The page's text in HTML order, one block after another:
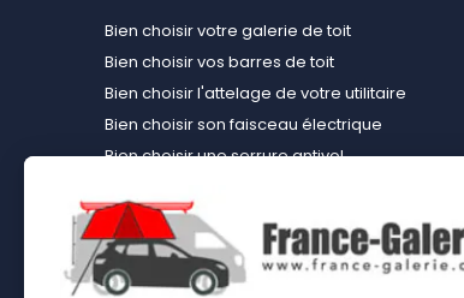
Bien choisir votre galerie de toit
Bien choisir vos barres de toit
Bien choisir l'attelage de votre utilitaire
Bien choisir son faisceau électrique
Bien choisir une serrure antivol
Choisir le kit d’aménagement loisirs
démontable idéal
Bien choisir un kit d’habillage bois ou un